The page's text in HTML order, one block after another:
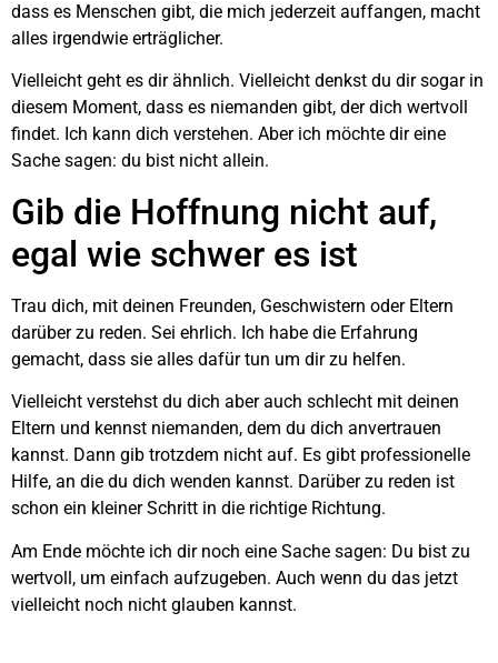
dass es Menschen gibt, die mich jederzeit auffangen, macht
alles irgendwie erträglicher.
Vielleicht geht es dir ähnlich. Vielleicht denkst du dir sogar in
diesem Moment, dass es niemanden gibt, der dich wertvoll
findet. Ich kann dich verstehen. Aber ich möchte dir eine
Sache sagen: du bist nicht allein.
Gib die Hoffnung nicht auf,
egal wie schwer es ist
Trau dich, mit deinen Freunden, Geschwistern oder Eltern
darüber zu reden. Sei ehrlich. Ich habe die Erfahrung
gemacht, dass sie alles dafür tun um dir zu helfen.
Vielleicht verstehst du dich aber auch schlecht mit deinen
Eltern und kennst niemanden, dem du dich anvertrauen
kannst. Dann gib trotzdem nicht auf. Es gibt professionelle
Hilfe, an die du dich wenden kannst. Darüber zu reden ist
schon ein kleiner Schritt in die richtige Richtung.
Am Ende möchte ich dir noch eine Sache sagen: Du bist zu
wertvoll, um einfach aufzugeben. Auch wenn du das jetzt
vielleicht noch nicht glauben kannst.